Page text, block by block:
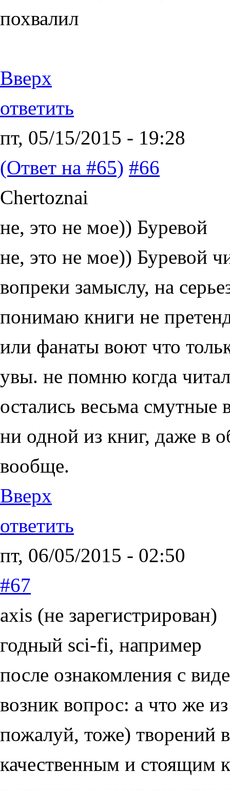
похвалил
Вверх
ответить
пт, 05/15/2015 - 19:28
(Ответ на #65) #66
Chertoznai
не, это не мое)) Буревой
не, это не мое)) Буревой
вопреки замыслу, на
понимаю книги не
или фанаты воют что
увы. не помню когда
остались весьма
ни одной из книг, даже в
вообще.
Вверх
ответить
пт, 06/05/2015 - 02:50
#67
axis (не зарегистрирован)
годный sci-fi, например
после ознакомления с
возник вопрос: а что же
пожалуй, тоже) творений
качественным и стоящим